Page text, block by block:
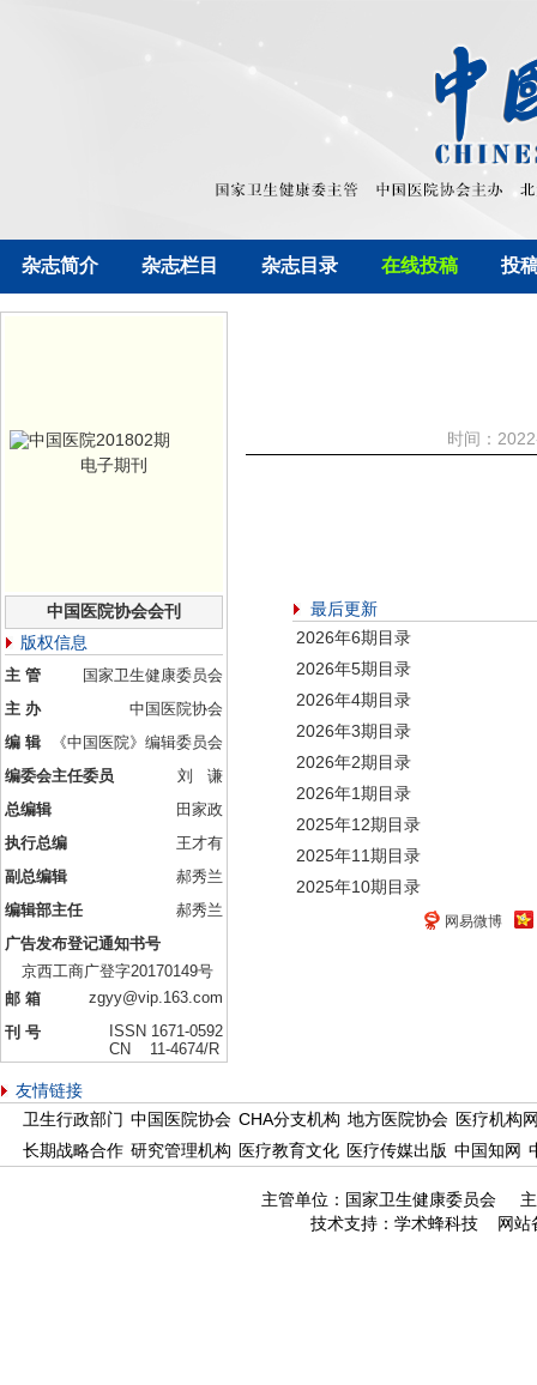
杂志简介 杂志栏目 杂志目录 在线投稿 投
电子期刊
中国医院协会会刊
版权信息
主 管
国家卫生健康委员会
主 办
中国医院协会
编 辑
《中国医院》编辑委员会
编委会主任委员
刘 谦
总编辑
田家政
执行总编
王才有
副总编辑
郝秀兰
编辑部主任
郝秀兰
广告发布登记通知书号
京西工商广登字20170149号
邮 箱
zgyy@vip.163.com
刊 号
ISSN 1671-0592
CN 11-4674/R
时间：
最后更新
2026年6期目录
2026年5期目录
2026年4期目录
2026年3期目录
2026年2期目录
2026年1期目录
2025年12期目录
2025年11期目录
2025年10期目录
网易微博
友情链接
卫生行政部门 中国医院协会 CHA分支机构 地方医院协会 医疗机构
长期战略合作 研究管理机构 医疗教育文化 医疗传媒出版 中国知网
主管单位：国家卫生健康委员会
技术支持：学术蜂科技 网站